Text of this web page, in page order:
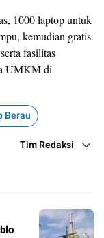
1000 laptop untuk
kemudian gratis
fasilitas
UMKM di
Berau
Tim Redaksi